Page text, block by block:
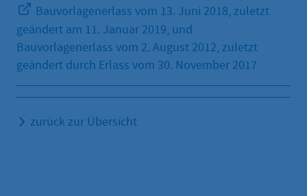
Bauvorlagenerlass vom 13. Juni 2018, zuletzt
geändert am 11. Januar 2019, und
Bauvorlagenerlass vom 2. August 2012, zuletzt
geändert durch Erlass vom 30. November 2017
zurück zur Übersicht